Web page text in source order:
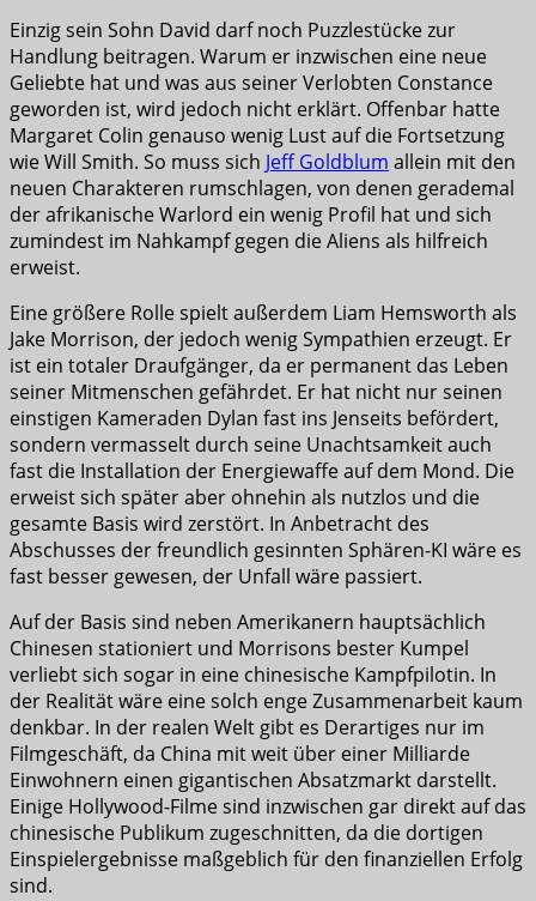
Einzig sein Sohn David darf noch Puzzlestücke zur
Handlung beitragen. Warum er inzwischen eine neue
Geliebte hat und was aus seiner Verlobten Constance
geworden ist, wird jedoch nicht erklärt. Offenbar hatte
Margaret Colin genauso wenig Lust auf die Fortsetzung
wie Will Smith. So muss sich Jeff Goldblum allein mit den
neuen Charakteren rumschlagen, von denen gerademal
der afrikanische Warlord ein wenig Profil hat und sich
zumindest im Nahkampf gegen die Aliens als hilfreich
erweist.
Eine größere Rolle spielt außerdem Liam Hemsworth als
Jake Morrison, der jedoch wenig Sympathien erzeugt. Er
ist ein totaler Draufgänger, da er permanent das Leben
seiner Mitmenschen gefährdet. Er hat nicht nur seinen
einstigen Kameraden Dylan fast ins Jenseits befördert,
sondern vermasselt durch seine Unachtsamkeit auch
fast die Installation der Energiewaffe auf dem Mond. Die
erweist sich später aber ohnehin als nutzlos und die
gesamte Basis wird zerstört. In Anbetracht des
Abschusses der freundlich gesinnten Sphären-KI wäre es
fast besser gewesen, der Unfall wäre passiert.
Auf der Basis sind neben Amerikanern hauptsächlich
Chinesen stationiert und Morrisons bester Kumpel
verliebt sich sogar in eine chinesische Kampfpilotin. In
der Realität wäre eine solch enge Zusammenarbeit kaum
denkbar. In der realen Welt gibt es Derartiges nur im
Filmgeschäft, da China mit weit über einer Milliarde
Einwohnern einen gigantischen Absatzmarkt darstellt.
Einige Hollywood-Filme sind inzwischen gar direkt auf das
chinesische Publikum zugeschnitten, da die dortigen
Einspielergebnisse maßgeblich für den finanziellen Erfolg
sind.